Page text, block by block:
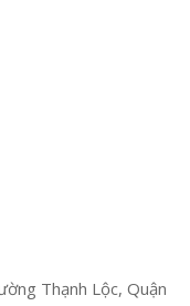
Thạnh Lộc, Quận